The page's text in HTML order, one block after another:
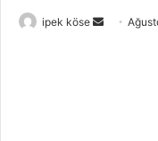
ipek köse
Bir